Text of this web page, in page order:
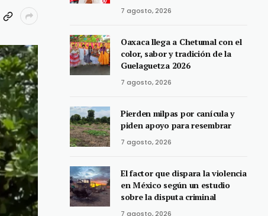
7 agosto, 2026
Oaxaca llega a Chetumal con el
color, sabor y tradición de la
Guelaguetza 2026
7 agosto, 2026
Pierden milpas por canícula y
piden apoyo para resembrar
7 agosto, 2026
El factor que dispara la violencia
en México según un estudio
sobre la disputa criminal
7 agosto, 2026